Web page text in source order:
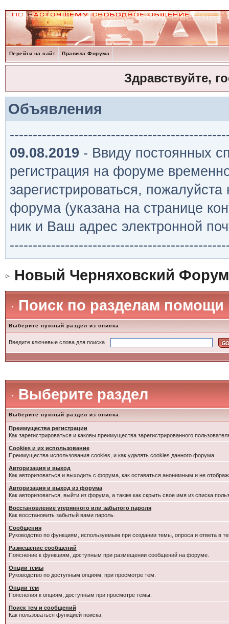
Перейти на сайт Правила Форума
Здравствуйте,
Объявления
09.08.2019 - Ввиду постоянных
регистрация на форуме
зарегистрироваться,
форума (указана на странице
ник и Ваш адрес электронной
Новый Черняховский Форум
Поиск по разделам помощи
Выберите нужный раздел из списка
Введите ключевые слова для поиска
Выберите раздел
Выберите нужный раздел из списка
Преимущества регистрации
Как зарегистрироваться и каковы преимущества зарегистрированного
Cookies и их использование
Преимущества использования cookies, и как удалять cookies данного форума.
Авторизация и выход
Как авторизоваться и выходить с форума, как оставаться анонимным и не
Авторизация и выход из форума
Как авторизоваться, выйти из форума, а также как скрыть свое имя из списка
Восстановление утерянного или забытого пароля
Как восстановить забытый вами пароль.
Сообщения
Руководство по функциям, используемым при создании темы, опроса и ответа в
Размещение сообщений
Пояснение к функциям, доступным при размещении сообщений на форуме.
Опции темы
Руководство по доступным опциям, при просмотре тем.
Опции тем
Пояснения к опциям, доступным при просмотре темы.
Поиск тем и сообщений
Как пользоваться функцией поиска.